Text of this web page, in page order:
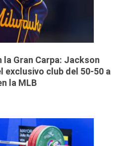
la Gran Carpa: Jackson
exclusivo club del 50-50 a
la MLB